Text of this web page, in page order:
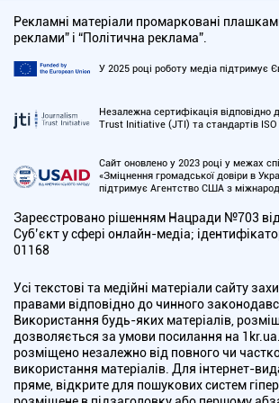
Рекламні матеріали промарковані
реклами” і “Політична реклама”.
У 2025 році роботу медіа підтримує
Незалежна сертифікація відповідно
Trust Initiative (JTI) та стандартів ISO
Сайт оновлено у 2023 році у межах
«Зміцнення громадської довіри в
підтримує Агентство США з
Зареєстровано рішенням Нацради №703
Cуб’єкт у сфері онлайн-медіа;
01168
Усі текстові та медійні матеріали сайту
правами відповідно до чинного
Використання будь-яких матеріалів,
дозволяється за умови посилання на
розміщено незалежно від повного чи
використання матеріалів. Для інтернет-
пряме, відкрите для пошукових систем